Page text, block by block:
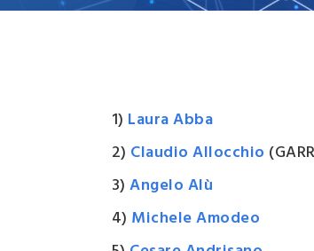
1) Laura Abba
2) Claudio Allocchio
3)Angelo Alù
4) Michele Amodeo